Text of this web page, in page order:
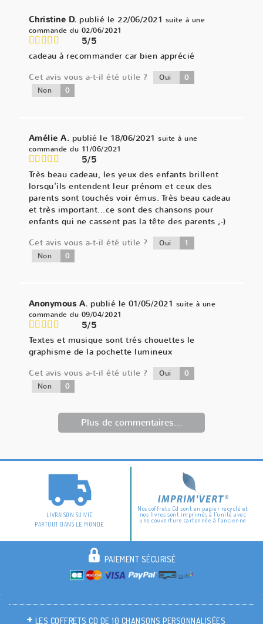
Christine D.publié le 22/06/2021 suite à une
commande du 02/06/2021
5/5
cadeau à recommander car bien apprécié
Cet avis vous a-t-il été utile ?
Oui 0
Non 0
Amélie A. publié le 18/06/2021 suite à une
commande du 11/06/2021
5/5
Très beau cadeau, les yeux des enfants brillent
lorsqu'ils entendent leur prénom et ceux des
parents sont touchés voir émus. Très beau cadeau
et très important...ce sont des chansons pour
enfants qui ne cassent pas la tête des parents ;-)
Cet avis vous a-t-il été utile ?
Oui 1
Non 0
Anonymous A.publié le 01/05/2021 suite à une
commande du 09/04/2021
5/5
Textes et musique sont trés chouettes le
graphisme de la pochette lumineux
Cet avis vous a-t-il été utile ?
Oui 0
Non 0
Plus de commentaires...
LIVRAISON SUIVIE
PARTOUT DANS LE MONDE
Nos coffrets Cd sont en papier recyclé et
nos livres sont imprimés à l'unité avec
une couverture cartonnée à l'ancienne
PAIEMENT SÉCURISÉ
LES COFFRETS CD DE 10 CHANSONS PERSONNALISÉES